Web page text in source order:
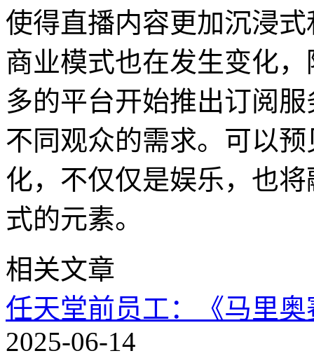
使得直播内容更加沉浸
商业模式也在发生变化
多的平台开始推出订阅
不同观众的需求。可以
化，不仅仅是娱乐，也
式的元素。
相关文章
任天堂前员工：《马里
2025-06-14